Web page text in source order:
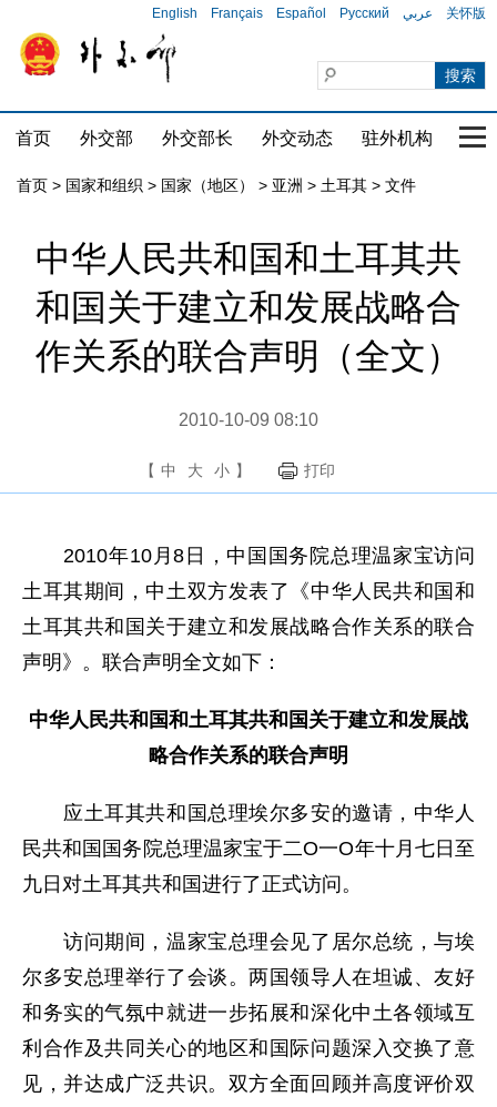
English Français Español Русский عربي 关怀版
首页 外交部 外交部长 外交动态 驻外机构 国
首页 > 国家和组织 > 国家（地区） > 亚洲 > 土耳其 > 文件
中华人民共和国和土耳其共
和国关于建立和发展战略合
作关系的联合声明（全文）
2010-10-09 08:10
【 中 大 小 】 打印
2010年10月8日，中国国务院总理温家宝访问
土耳其期间，中土双方发表了《中华人民共和国和
土耳其共和国关于建立和发展战略合作关系的联合
声明》。联合声明全文如下：
中华人民共和国和土耳其共和国关于建立和发展战
略合作关系的联合声明
应土耳其共和国总理埃尔多安的邀请，中华人
民共和国国务院总理温家宝于二O一O年十月七日至
九日对土耳其共和国进行了正式访问。
访问期间，温家宝总理会见了居尔总统，与埃
尔多安总理举行了会谈。两国领导人在坦诚、友好
和务实的气氛中就进一步拓展和深化中土各领域互
利合作及共同关心的地区和国际问题深入交换了意
见，并达成广泛共识。双方全面回顾并高度评价双